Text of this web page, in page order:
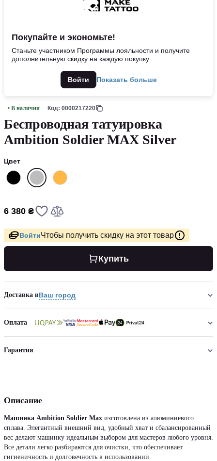
Покупайте и экономьте!
Станьте участником Программы лояльности и получите
дополнительную скидку на каждую покупку
Войти Показать больше
• В наличии Код: 0000217220
Беспроводная татуировка
Ambition Soldier MAX Silver
Цвет
6 380 ₴
ВойтиЧтобы получить скидку на этот товар
Купить
Доставка вВаш город
Оплата
Гарантия
Описание
Машинка Ambition Soldier Max изготовлена из алюминиевого
сплава. Элегантный внешний вид, удобный хват и сбалансированный
вес делают машинку идеальным выбором для мастеров любого уровня.
Все детали легко разбираются для очистки, что обеспечивает
гигиеничность и долговечность в использовании.